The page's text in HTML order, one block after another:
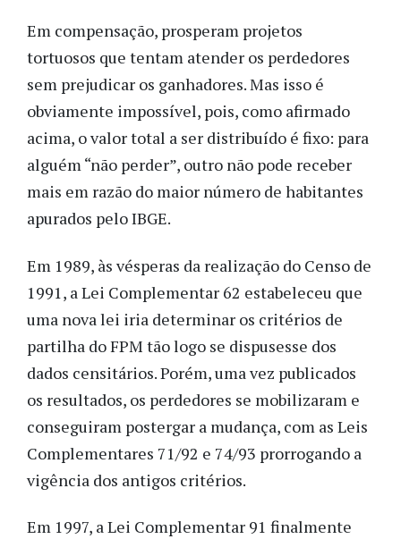
Em compensação, prosperam projetos
tortuosos que tentam atender os perdedores
sem prejudicar os ganhadores. Mas isso é
obviamente impossível, pois, como afirmado
acima, o valor total a ser distribuído é fixo: para
alguém “não perder”, outro não pode receber
mais em razão do maior número de habitantes
apurados pelo IBGE.
Em 1989, às vésperas da realização do Censo de
1991, a Lei Complementar 62 estabeleceu que
uma nova lei iria determinar os critérios de
partilha do FPM tão logo se dispusesse dos
dados censitários. Porém, uma vez publicados
os resultados, os perdedores se mobilizaram e
conseguiram postergar a mudança, com as Leis
Complementares 71/92 e 74/93 prorrogando a
vigência dos antigos critérios.
Em 1997, a Lei Complementar 91 finalmente